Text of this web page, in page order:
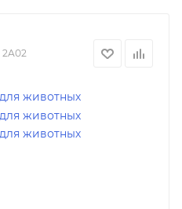
2A02